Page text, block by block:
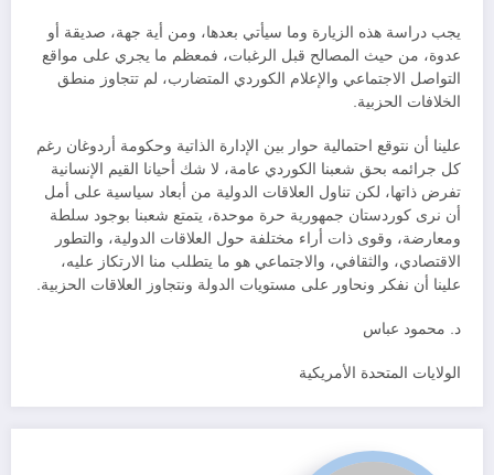
يجب دراسة هذه الزيارة وما سيأتي بعدها، ومن أية جهة، صديقة أو
عدوة، من حيث المصالح قبل الرغبات، فمعظم ما يجري على مواقع
التواصل الاجتماعي والإعلام الكوردي المتضارب، لم تتجاوز منطق
الخلافات الحزبية.
علينا أن نتوقع احتمالية حوار بين الإدارة الذاتية وحكومة أردوغان رغم
كل جرائمه بحق شعبنا الكوردي عامة، لا شك أحيانا القيم الإنسانية
تفرض ذاتها، لكن تناول العلاقات الدولية من أبعاد سياسية على أمل
أن نرى كوردستان جمهورية حرة موحدة، يتمتع شعبنا بوجود سلطة
ومعارضة، وقوى ذات أراء مختلفة حول العلاقات الدولية، والتطور
الاقتصادي، والثقافي، والاجتماعي هو ما يتطلب منا الارتكاز عليه،
علينا أن نفكر ونحاور على مستويات الدولة ونتجاوز العلاقات الحزبية.
د. محمود عباس
الولايات المتحدة الأمريكية